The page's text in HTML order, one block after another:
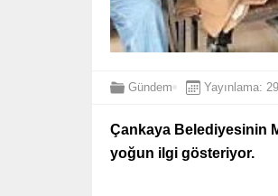
Gündem Yayınlama:
Çankaya Belediyesinin
yoğun ilgi gösteriyor.